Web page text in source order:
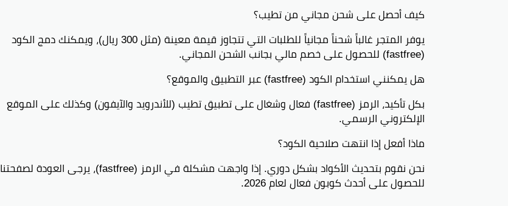
كيف أحصل على شحن مجاني من تطيب؟
يوفر المتجر غالباً شحناً مجانياً للطلبات التي تتجاوز قيمة معينة (مثل 300 ريال)، ويمكنك دمج الكود
(fastfree) للحصول على خصم مالي بجانب الشحن المجاني.
هل يمكنني استخدام الكود (fastfree) عبر التطبيق والموقع؟
بكل تأكيد، الرمز (fastfree) فعال وشغال على تطبيق تطيب (للأندرويد والآيفون) وكذلك على الموقع
الإلكتروني الرسمي.
ماذا أفعل إذا انتهت صلاحية الكود؟
نحن نقوم بتحديث الأكواد بشكل دوري. إذا واجهت مشكلة في الرمز (fastfree)، يرجى العودة لصفحتنا
للحصول على أحدث كوبون فعال لعام 2026.